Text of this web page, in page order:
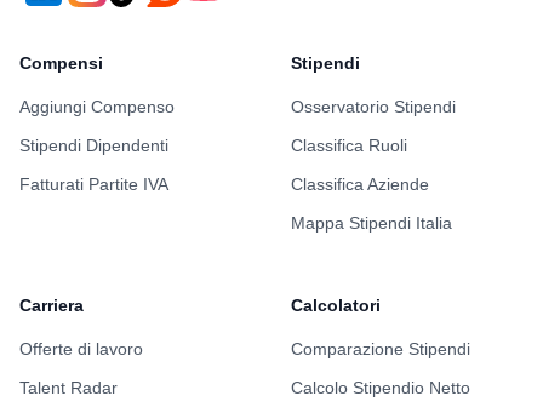
Compensi
Aggiungi Compenso
Stipendi Dipendenti
Fatturati Partite IVA
Stipendi
Osservatorio Stipendi
Classifica Ruoli
Classifica Aziende
Mappa Stipendi Italia
Carriera
Offerte di lavoro
Talent Radar
Calcolatori
Comparazione Stipendi
Calcolo Stipendio Netto